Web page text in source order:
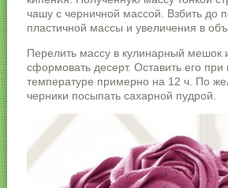
чашу с черничной массой. Взбить до
пластичной массы и увеличения в
Перелить массу в кулинарный мешок
сформовать десерт. Оставить его при
температуре примерно на 12 ч. По
черники посыпать сахарной пудрой.